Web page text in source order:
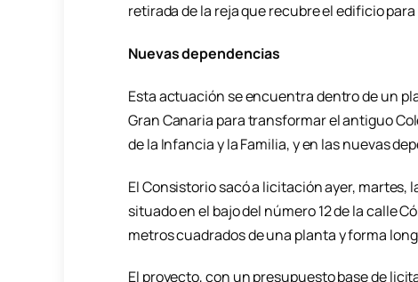
retirada de la reja que recubre el edificio
Nuevas dependencias
Esta actuación se encuentra dentro de un
Gran Canaria para transformar el antiguo
de la Infancia y la Familia, y en las nuevas
El Consistorio sacó a licitación ayer, martes,
situado en el bajo del número 12 de la calle
metros cuadrados de una planta y forma
El proyecto, con un presupuesto base de